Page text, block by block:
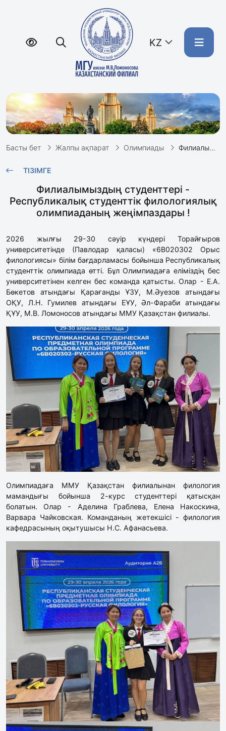
KZ
Басты бет Жалпы ақпарат Олимпиады Филиалымыздың студенттері - Республикалық студенттік филологиялық олимпиаданың жеңімпаздары !
ТІЗІМГЕ
Филиалымыздың студенттері -
Республикалық студенттік филологиялық
олимпиаданың жеңімпаздары !
2026 жылғы 29-30 сәуір күндері Торайғыров
университетінде (Павлодар қаласы) «6B020302 Орыс
филологиясы» білім бағдарламасы бойынша Республикалық
студенттік олимпиада өтті. Бұл Олимпиадаға еліміздің бес
университетінен келген бес команда қатысты. Олар - Е.А.
Бөкетов атындағы Қарағанды ҰЗУ, М.Әуезов атындағы
ОҚУ, Л.Н. Гумилев атындағы ЕҰУ, Әл-Фараби атындағы
ҚҰУ, М.В. Ломоносов атындағы ММУ Қазақстан филиалы.
Олимпиадаға ММУ Қазақстан филиалынан филология
мамандығы бойынша 2-курс студенттері қатысқан
болатын. Олар - Аделина Граблева, Елена Накоскина,
Варвара Чайковская. Команданың жетекшісі - филология
кафедрасының оқытушысы Н.С. Афанасьева.